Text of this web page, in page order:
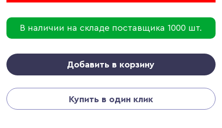
В наличии на складе поставщика 1000 шт.
Добавить в корзину
Купить в один клик